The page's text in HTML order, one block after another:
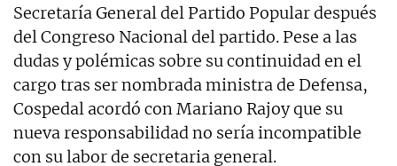
Secretaría General del Partido Popular después
del Congreso Nacional del partido. Pese a las
dudas y polémicas sobre su continuidad en el
cargo tras ser nombrada ministra de Defensa,
Cospedal acordó con Mariano Rajoy que su
nueva responsabilidad no sería incompatible
con su labor de secretaria general.